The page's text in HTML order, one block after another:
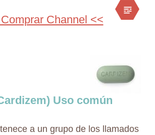
Channel <<
Uso común
a un grupo de los llamados